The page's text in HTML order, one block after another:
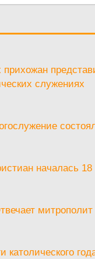
прихожан
служениях
началась 18